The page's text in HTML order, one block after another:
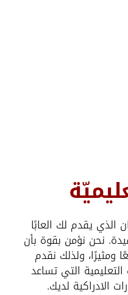
الذي يقدم لك العابًا
نحن نؤمن بقوة بأن
ومثيرًا، ولذلك نقدم
التي تساعد
الادراكية لديك.